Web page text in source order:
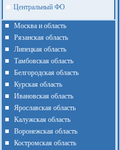
Центральный ФО
Москва и область
Рязанская область
Липецкая область
Тамбовская область
Белгородская область
Курская область
Ивановская область
Ярославская область
Калужская область
Воронежская область
Костромская область